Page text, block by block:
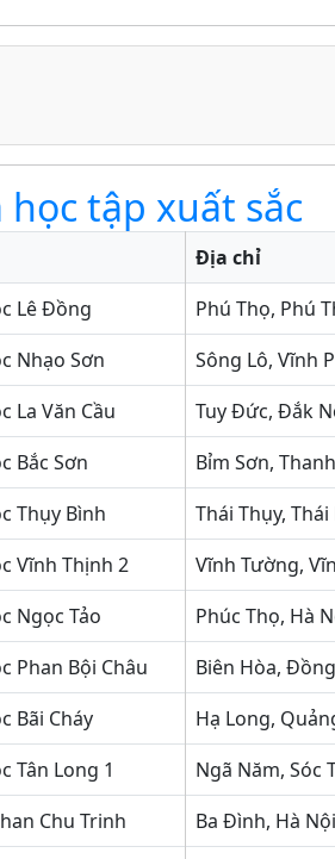
học tập xuất sắc
Địa chỉ
Lê Đồng Phú Thọ, Phú
Nhạo Sơn Sông Lô, Vĩnh
La Văn Cầu Tuy Đức, Đắk
Bắc Sơn Bỉm Sơn,
Thụy Bình Thái Thụy, Thái
Vĩnh Thịnh 2 Vĩnh Tường,
Ngọc Tảo Phúc Thọ, Hà
Phan Bội Châu Biên Hòa,
Bãi Cháy Hạ Long,
Tân Long 1 Ngã Năm, Sóc
Chu Trinh Ba Đình, Hà Nội